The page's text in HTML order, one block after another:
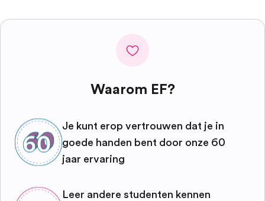
Waarom EF?
Je kunt erop vertrouwen dat je in
goede handen bent door onze 60
jaar ervaring
Leer andere studenten kennen